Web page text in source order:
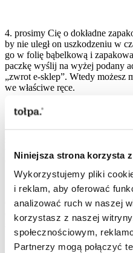
Niniejsza strona korzysta
Wykorzystujemy pliki
i reklam, aby oferować
analizować ruch w naszej
korzystasz z naszej
społecznościowym,
Partnerzy mogą połączyć
4. prosimy Cię o dokładne
by nie uległ on uszkodzeniu w
go w folię bąbelkową i
paczkę wyślij na wyżej podany
„zwrot e-sklep”. Wtedy możesz
we właściwe ręce.
w taki sposób, jaki nam
Ciebie konto. Najpóźniej w
6. pamiętaj, że kosmetyk
odpowiedzialny za organizację
sposób doręczenia przesyłki.